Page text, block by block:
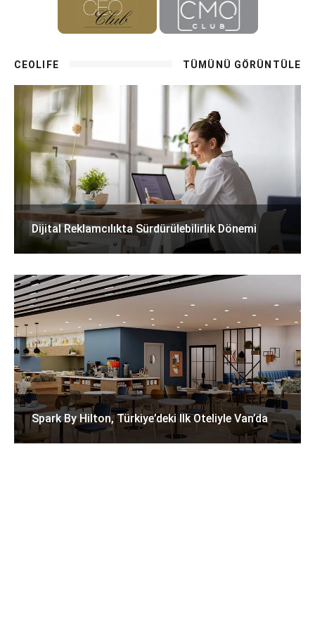
CEOLIFE TÜMÜNÜ GÖRÜNTÜLE
Dijital Reklamcılıkta Sürdürülebilirlik Dönemi
Spark By Hilton, Türkiye’deki Ilk Oteliyle Van’da